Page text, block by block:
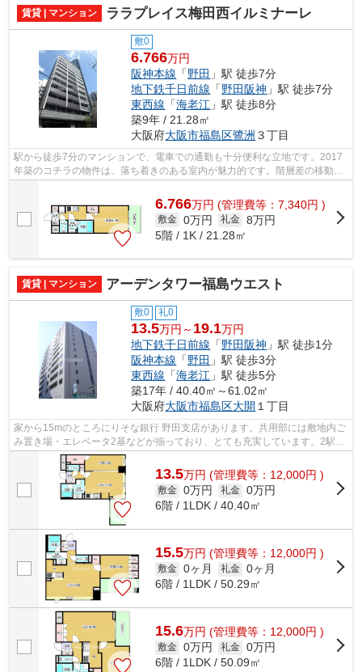
賃貸 | マンション ララプレイス梅田西イルミナーレ
敷0
6.766万円
阪神本線 「野田 」駅 徒歩7分
地下鉄千日前線 「野田阪神 」駅 徒歩7分
東西線 「海老江 」駅 徒歩8分
築9年 / 21.28㎡
大阪府大阪市福島区鷺洲 ３丁目
駅から徒歩7分のマンションで、電車での通勤も十分便利な立地です。2017
年築のコチラの物件は、落ち着きのある室内が魅力的です。階層差の移動に
6.766万円 (管理費等：7,340円 )
敷金 0万円 礼金 8万円
5階 / 1K / 21.28㎡
賃貸 | マンション アーデンタワー福島ウエスト
敷0 礼0
13.5万円～ 19.1万円
地下鉄千日前線 「野田阪神 」駅 徒歩1分
阪神本線 「野田 」駅 徒歩3分
東西線 「海老江 」駅 徒歩5分
築17年 / 40.40㎡～61.02㎡
大阪府大阪市福島区大開 １丁目
家から15mのところにりそな銀行 野田支店があります。共用部には敷地内ご
み置き場・エレベータ2基などが揃っており、とても充実しています。2駅利
用可能な物件なので、交通経路を選ぶ...
13.5万円 (管理費等：12,000円 )
敷金 0万円 礼金 0万円
6階 / 1LDK / 40.40㎡
15.5万円 (管理費等：12,000円 )
敷金 0ヶ月 礼金 0ヶ月
6階 / 1LDK / 50.29㎡
15.6万円 (管理費等：12,000円 )
敷金 0万円 礼金 0万円
6階 / 1LDK / 50.09㎡